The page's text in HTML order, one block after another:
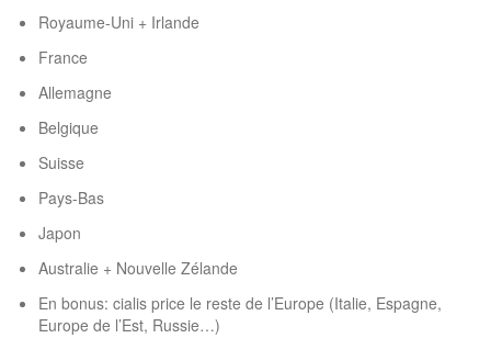
Royaume-Uni + Irlande
France
Allemagne
Belgique
Suisse
Pays-Bas
Japon
Australie + Nouvelle Zélande
En bonus: cialis price le reste de l’Europe (Italie, Espagne,
Europe de l’Est, Russie…)